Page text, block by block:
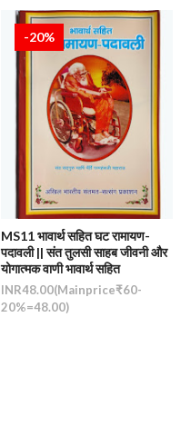
-20%
MS11 भावार्थ सहित घट रामायण-
पदावली || संत तुलसी साहब जीवनी और
योगात्मक वाणी भावार्थ सहित
INR48.00(Mainprice₹60-
20%=48.00)